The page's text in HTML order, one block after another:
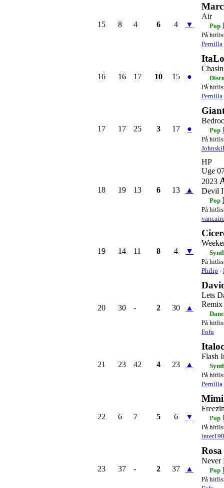
15 8 4 6 4 ▼
Air
Pop
På
Pernilla
16 16 17 10 15 ●
På
Pernilla
17 17 25 3 17 ● Pop
På
18 19 13 6 13 ▲
HP
Uge
2023
Devil
Pop
På
19 14 11 8 4 ▼
På
Philip -
20 30 - 2 30 ▲
Lets
På
Fofu
21 23 42 4 23 ▲
Flash
På
Pernilla
22 6 7 5 6 ▼ Pop
På
23 37 - 2 37 ▲
Never
Pop
På